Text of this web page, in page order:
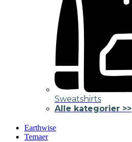
Sweatshirts
Alle kategorier >>
Earthwise
Temaer